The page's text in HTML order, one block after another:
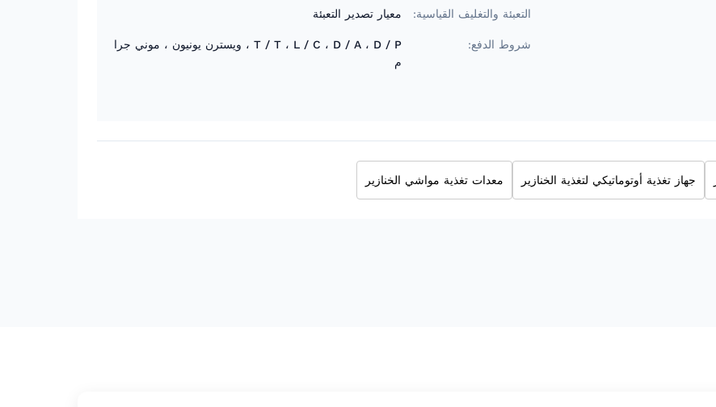
التعبئة والتغليف القياسية: معيار تصدير التعبئة
شروط الدفع:
T / T ، L / C ، D / A ، D / P ، ويسترن يونيون ، موني جرا
م
جهاز تغذية أوتوماتيكي لتغذية الخنازير معدات تغذية مواشي الخنازير